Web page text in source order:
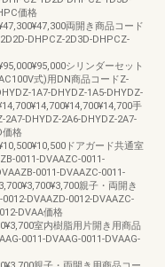
価格
両開き商品コード
DHPCZ-2D3D-DHPCZ-
シリンダーセット
式)用DN商品コードZ-
1A7-DHYDZ-1A5-DHYDZ-
手
DHYDZ-2A6-DHYDZ-2A7-
価格
ドアガード共通室
0011-DVAAZC-0011-
0011-DVAAZC-0011-
親子・両開き
DVAAZD-0012-DVAAZC-
DVAA価格
室内樹脂用片開き用商品
0011-DVAAG-0011-DVAAG-